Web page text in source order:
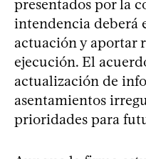
presentados por la
intendencia deberá
actuación y aportar
ejecución. El
actualización de
asentamientos
prioridades para